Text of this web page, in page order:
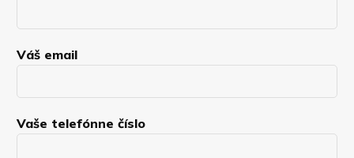
Váš email
Vaše telefónne číslo